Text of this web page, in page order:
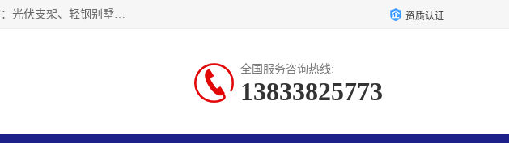
神龙拜耳科技衡水股份有限公司河北一家生产光伏支架，轻钢别墅，阳光板、耐力板的公司，主要产品有：光伏支架、轻钢别墅、阳光板、耐力板、采光板等，公司参与制定了多项标准。 资质认证
全国服务咨询热线:
13833825773